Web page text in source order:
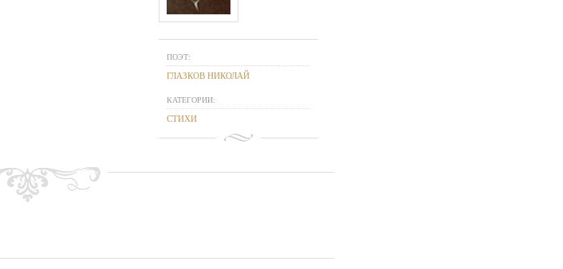
ПОЭТ:
ГЛАЗКОВ НИКОЛАЙ
КАТЕГОРИИ:
СТИХИ